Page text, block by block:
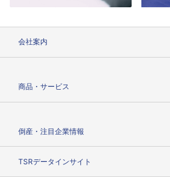
会社案内
商品・サービス
倒産・注目企業情報
TSRデータインサイト